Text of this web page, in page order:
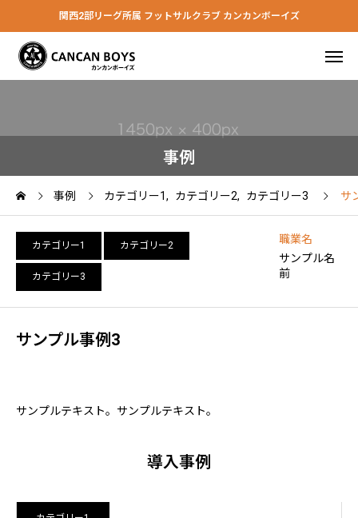
関西2部リーグ所属 フットサルクラブ カンカンボーイズ
事例
事例 カテゴリー1 カテゴリー2 カテゴリー3 サ
カテゴリー1 カテゴリー2
カテゴリー3
職業名
サンプル名
前
サンプル事例3
サンプルテキスト。サンプルテキスト。
導入事例